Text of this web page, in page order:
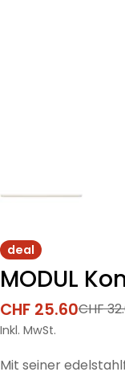
deal
MODUL
Verkaufspreis
CHF 25.60
Regulärer
Preis
CHF
Inkl. MwSt.
Mit seiner